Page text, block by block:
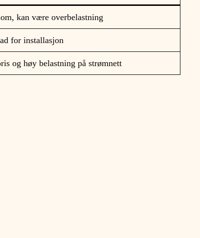
kan være overbelastning
for installasjon
og høy belastning på strømnett